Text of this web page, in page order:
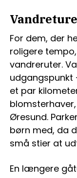
For dem, der
roligere
vandreruter.
udgangspunkt
et par
Øresund.
børn med, da
små stier at
En længere